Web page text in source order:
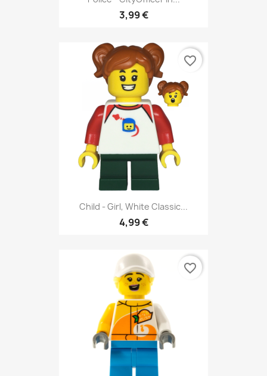
3,99 €
Child - Girl, White Classic...
4,99 €
favorite_border
favorite_border